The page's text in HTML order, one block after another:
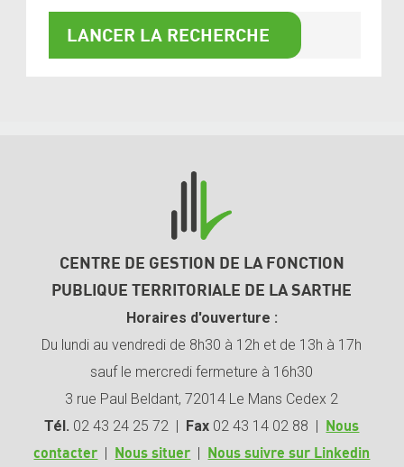
CENTRE DE GESTION DE LA FONCTION
PUBLIQUE TERRITORIALE DE LA SARTHE
Horaires d'ouverture :
Du lundi au vendredi de 8h30 à 12h et de 13h à 17h
sauf le mercredi fermeture à 16h30
3 rue Paul Beldant, 72014 Le Mans Cedex 2
Tél. 02 43 24 25 72 | Fax 02 43 14 02 88 |
Nous
contacter
Nous situer Nous suivre sur Linkedin